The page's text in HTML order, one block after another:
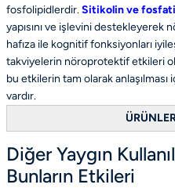
fosfolipidlerdir.Sitikolin ve
yapısını ve işlevini destekleyerek
hafıza ile kognitif fonksiyonları
takviyelerin nöroprotektif etkileri
bu etkilerin tam olarak
vardır.
Diğer Yaygın
Bunların Etkileri